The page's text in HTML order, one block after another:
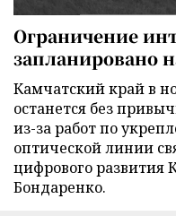
Ограничение
запланировано
Камчатский край в
останется без
из-за работ по
оптической линии
цифрового развития
Бондаренко.